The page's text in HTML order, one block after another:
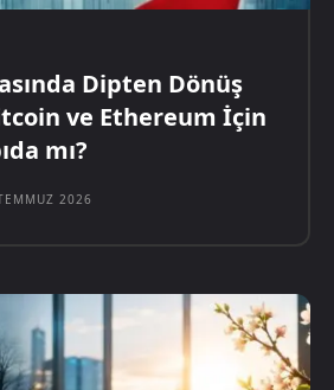
Dipten Dönüş
ve Ethereum İçin
mı?
2026